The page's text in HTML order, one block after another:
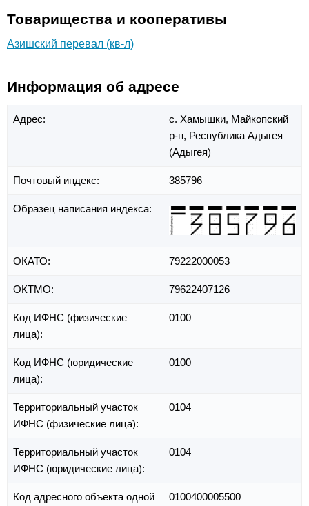
Товарищества и кооперативы
Азишский перевал (кв-л)
Информация об адресе
Адрес: с. Хамышки, Майкопский
р-н, Республика Адыгея
(Адыгея)
Почтовый индекс: 385796
Образец написания индекса:
ОКАТО: 79222000053
ОКТМО: 79622407126
Код ИФНС (физические
лица):
0100
Код ИФНС (юридические
лица):
0100
Территориальный участок
ИФНС (физические лица):
0104
Территориальный участок
ИФНС (юридические лица):
0104
Код адресного объекта одной
0100400005500